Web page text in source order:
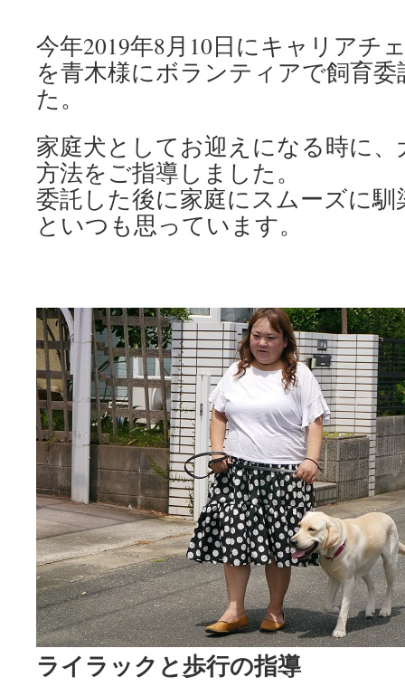
今年2019年8月10日にキャリアチ
を青木様にボランティアで飼育
た。
家庭犬としてお迎えになる時に
方法をご指導しました。
委託した後に家庭にスムーズに
といつも思っています。
ライラックと歩行の指導